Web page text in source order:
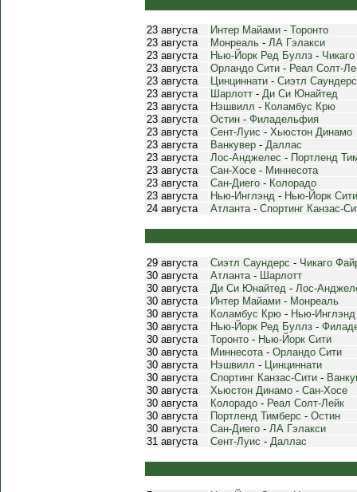
23 августа Интер Майами - Торонто
23 августа
Монреаль - ЛА Гэлакси
23 августа
Нью-Йорк Ред Буллз -
23 августа
Орландо Сити - Реал Солт-
23 августа
Цинциннати - Сиэтл Саундерс
23 августа
Шарлотт - Ди Си Юнайтед
23 августа
Нэшвилл - Коламбус Крю
23 августа
Остин - Филадельфия
23 августа
Сент-Луис - Хьюстон Динамо
23 августа
Ванкувер - Даллас
23 августа
Лос-Анджелес - Портленд
23 августа
Сан-Хосе - Миннесота
23 августа
Сан-Диего - Колорадо
23 августа
Нью-Инглэнд - Нью-Йорк Сити
24 августа
Атланта- Спортинг Канзас-
29 августа Сиэтл Саундерс - Чикаго
30 августа
Атланта- Шарлотт
30 августа
Ди Си Юнайтед - Лос-
30 августа
Интер Майами - Монреаль
30 августа
Коламбус Крю - Нью-Инглэнд
30 августа
Нью-Йорк Ред Буллз -
30 августа
Торонто - Нью-Йорк Сити
30 августа
Миннесота- Орландо Сити
30 августа
Нэшвилл - Цинциннати
30 августа
Спортинг Канзас-Сити -
30 августа
Хьюстон Динамо - Сан-Хосе
30 августа
Колорадо - Реал Солт-Лейк
30 августа
Портленд Тимберс - Остин
30 августа
Сан-Диего - ЛА Гэлакси
31 августа
Сент-Луис - Даллас